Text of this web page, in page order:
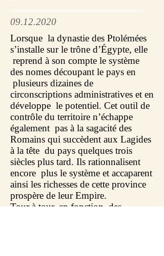
09.12.2020
Lorsque la dynastie des Ptolémées
s’installe sur le trône d’Égypte, elle
reprend à son compte le système
des nomes découpant le pays en
plusieurs dizaines de
circonscriptions administratives et en
développe le potentiel. Cet outil de
contrôle du territoire n’échappe
également pas à la sagacité des
Romains qui succèdent aux Lagides
à la tête du pays quelques trois
siècles plus tard. Ils rationnalisent
encore plus le système et accaparent
ainsi les richesses de cette province
prospère de leur Empire.
Tour à tour, en fonction des